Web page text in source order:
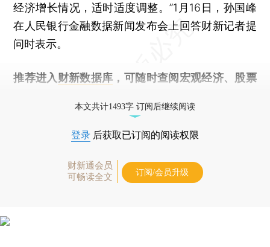
经济增长情况，适时适度调整。”1月16日，孙国峰
在人民银行金融数据新闻发布会上回答财新记者提
问时表示。
推荐进入 财新数据库 ，可随时查阅宏观经济、股票
本文共计1493字 订阅后继续阅读
登录 后获取已订阅的阅读权限
财新通会员
可畅读全文
订阅/会员升级